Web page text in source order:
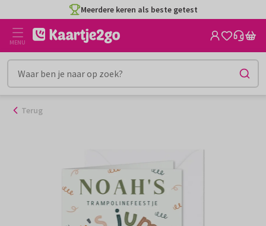
naar
inhoud
Meerdere keren als beste getest
MENU
Terug